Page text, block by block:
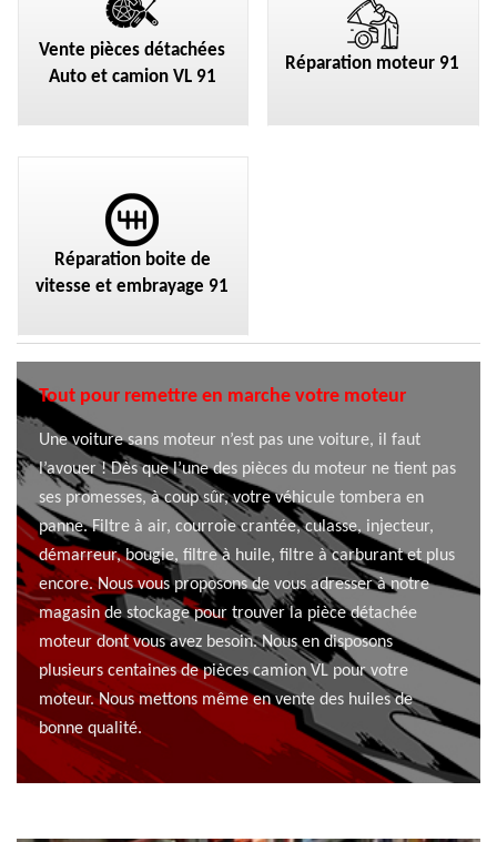
Vente pièces détachées
Auto et camion VL 91
Réparation moteur 91
Réparation boite de
vitesse et embrayage 91
Tout pour remettre en marche votre moteur
Une voiture sans moteur n’est pas une voiture, il faut
l’avouer ! Dès que l’une des pièces du moteur ne tient pas
ses promesses, à coup sûr, votre véhicule tombera en
panne. Filtre à air, courroie crantée, culasse, injecteur,
démarreur, bougie, filtre à huile, filtre à carburant et plus
encore. Nous vous proposons de vous adresser à notre
magasin de stockage pour trouver la pièce détachée
moteur dont vous avez besoin. Nous en disposons
plusieurs centaines de pièces camion VL pour votre
moteur. Nous mettons même en vente des huiles de
bonne qualité.